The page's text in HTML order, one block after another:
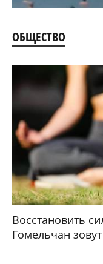
ОБЩЕСТВО
Восстановить
Гомельчан